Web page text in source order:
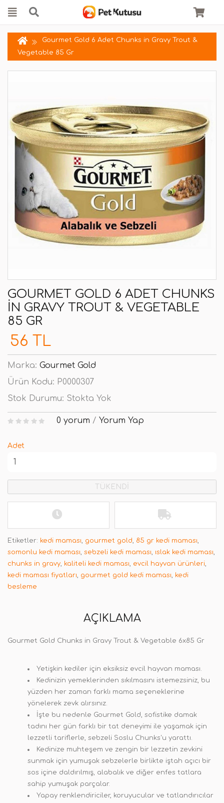
Gourmet Gold 6 Adet Chunks in Gravy Trout &
Vegetable 85 Gr
GOURMET GOLD 6 ADET CHUNKS
IN GRAVY TROUT & VEGETABLE
85 GR
56 TL
Marka: Gourmet Gold
Ürün Kodu: P0000307
Stok Durumu: Stokta Yok
0 yorum / Yorum Yap
Adet
TÜKENDİ
Etiketler: kedi maması, gourmet gold, 85 gr kedi maması,
somonlu kedi maması, sebzeli kedi maması, ıslak kedi maması,
chunks in gravy, kaliteli kedi maması, evcil hayvan ürünleri,
kedi maması fiyatları, gourmet gold kedi maması, kedi
besleme
AÇIKLAMA
Gourmet Gold Chunks in Gravy Trout & Vegetable 6x85 Gr
Yetişkin kediler için eksiksiz evcil hayvan maması.
Kedinizin yemeklerinden sıkılmasını istemezsiniz, bu
yüzden her zaman farklı mama seçeneklerine
yönelerek zevk alırsınız.
İşte bu nedenle Gourmet Gold, sofistike damak
tadını her gün farklı bir tat deneyimi ile yaşamak için
lezzetli tariflerle, sebzeli Soslu Chunks'u yarattı.
Kedinize muhteşem ve zengin bir lezzetin zevkini
sunmak için yumuşak sebzelerle birlikte iştah açıcı bir
sos içine daldırılmış, alabalık ve diğer enfes tatlara
sahip yumuşak parçalar.
Yapay renklendiriciler, koruyucular ve tatlandırıcılar